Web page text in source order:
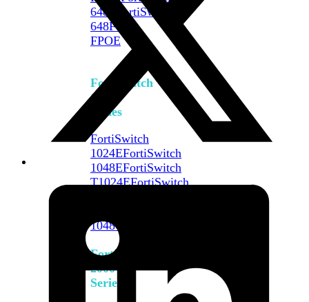
648F
FortiSwitch
648F-
FPOE
FortiSwitch
1000
Series
FortiSwitch
1024EFortiSwitch
1048EFortiSwitch
T1024EFortiSwitch
1048G
FortiSwitch
2000
Series